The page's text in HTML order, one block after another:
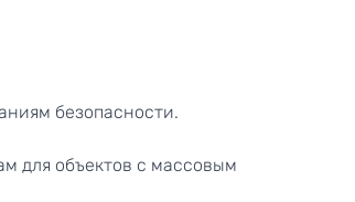
безопасности.
для объектов с массовым